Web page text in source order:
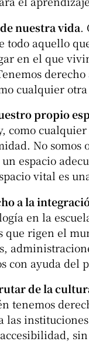
nuestra vida.
todo aquello
en el que
cualquier
propio
como
No somos
espacio
vital es
a la
en la
que rigen el
con ayuda del
de la
tenemos
las